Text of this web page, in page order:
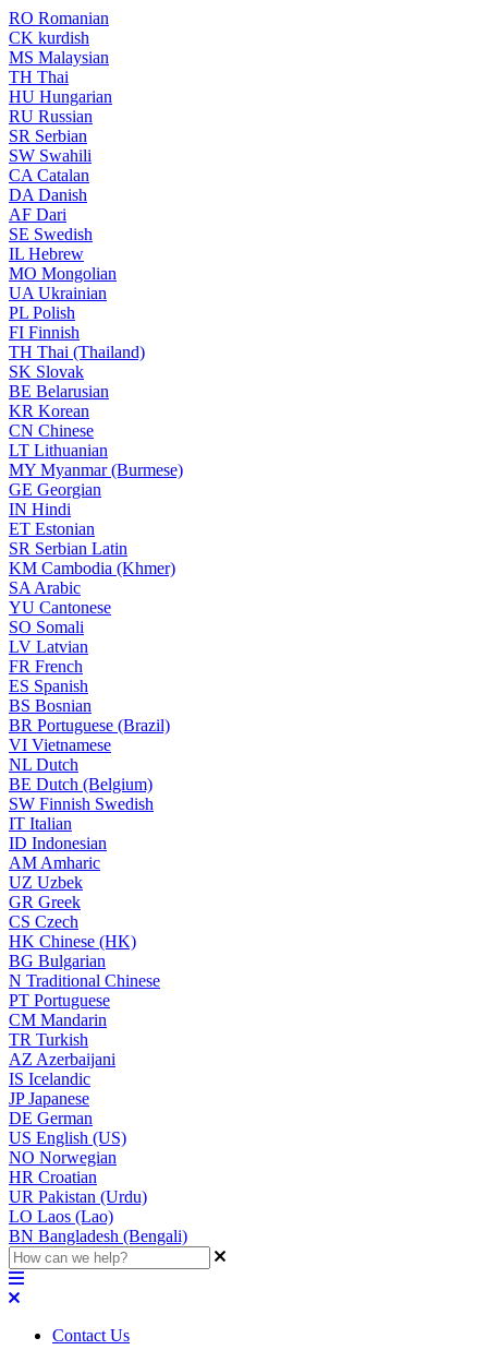
RO Romanian
CK kurdish
MS Malaysian
TH Thai
HU Hungarian
RU Russian
SR Serbian
SW Swahili
CA Catalan
DA Danish
AF Dari
SE Swedish
IL Hebrew
MO Mongolian
UA Ukrainian
PL Polish
FI Finnish
TH Thai (Thailand)
SK Slovak
BE Belarusian
KR Korean
CN Chinese
LT Lithuanian
MY Myanmar (Burmese)
GE Georgian
IN Hindi
ET Estonian
SR Serbian Latin
KM Cambodia (Khmer)
SA Arabic
YU Cantonese
SO Somali
LV Latvian
FR French
ES Spanish
BS Bosnian
BR Portuguese (Brazil)
VI Vietnamese
NL Dutch
BE Dutch (Belgium)
SW Finnish Swedish
IT Italian
ID Indonesian
AM Amharic
UZ Uzbek
GR Greek
CS Czech
HK Chinese (HK)
BG Bulgarian
N Traditional Chinese
PT Portuguese
CM Mandarin
TR Turkish
AZ Azerbaijani
IS Icelandic
JPJapanese
DE German
US English (US)
NO Norwegian
HR Croatian
UR Pakistan (Urdu)
LO Laos (Lao)
BN Bangladesh (Bengali)
Contact Us